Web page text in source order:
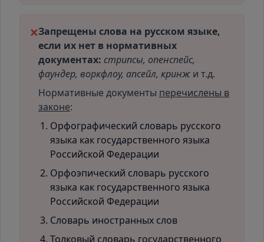
✕Запрещены слова на русском языке,
если их нет в нормативных
документах: стрипсы, опенспейс,
фаундер, воркфлоу, апсейл, кринж и т.д.
Нормативные документы перечислены в
законе:
Орфографический словарь русского
языка как государственного языка
Российской Федерации
Орфоэпический словарь русского
языка как государственного языка
Российской Федерации
Словарь иностранных слов
Толковый словарь государственного